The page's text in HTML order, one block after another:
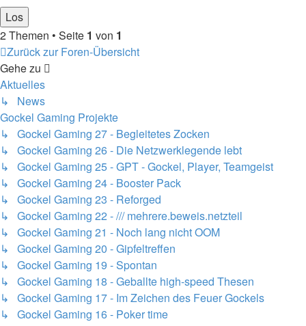
2 Themen • Seite 1 von 1
Zurück zur Foren-Übersicht
Gehe zu
Aktuelles
↳ News
Gockel Gaming Projekte
↳ Gockel Gaming 27 - Begleitetes Zocken
↳ Gockel Gaming 26 - Die Netzwerklegende lebt
↳ Gockel Gaming 25 - GPT - Gockel, Player, Teamgeist
↳ Gockel Gaming 24 - Booster Pack
↳ Gockel Gaming 23 - Reforged
↳ Gockel Gaming 22 - /// mehrere.beweis.netzteil
↳ Gockel Gaming 21 - Noch lang nicht OOM
↳ Gockel Gaming 20 - Gipfeltreffen
↳ Gockel Gaming 19 - Spontan
↳ Gockel Gaming 18 - Geballte high-speed Thesen
↳ Gockel Gaming 17 - Im Zeichen des Feuer Gockels
↳ Gockel Gaming 16 - Poker time